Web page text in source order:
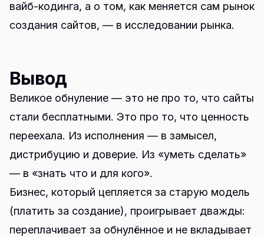
вайб-кодинга, а о том, как меняется сам рынок
создания сайтов, — в исследовании рынка.
Вывод
Великое обнуление — это не про то, что сайты
стали бесплатными. Это про то, что ценность
переехала. Из исполнения — в замысел,
дистрибуцию и доверие. Из «уметь сделать»
— в «знать что и для кого».
Бизнес, который цепляется за старую модель
(платить за создание), проигрывает дважды:
переплачивает за обнулённое и не вкладывает